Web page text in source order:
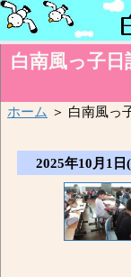
白南風っ子日
ホーム ＞ 白南風っ
2025年10月1日